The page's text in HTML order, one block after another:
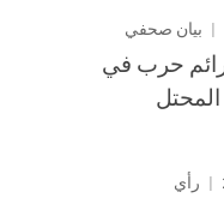
بيان صحفي
حرب في
رأي